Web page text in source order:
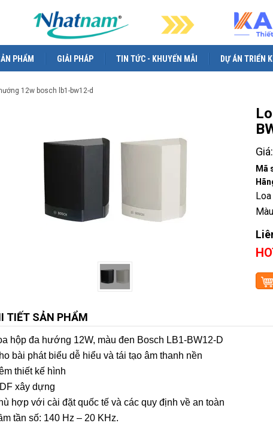
PHẨM GIẢI PHÁP TIN TỨC - KHUYẾN MÃI DỰ ÁN TRIỂN
12w bosch lb1-bw12-d
Giá:
Mã
TIẾT SẢN PHẨM
hộp đa hướng 12W, màu đen Bosch LB1-BW12-D
bài phát biểu dễ hiểu và tái tạo âm thanh nền
thiết kế hình
xây dựng
hợp với cài đặt quốc tế và các quy định về an toàn
tần số: 140 Hz – 20 KHz.